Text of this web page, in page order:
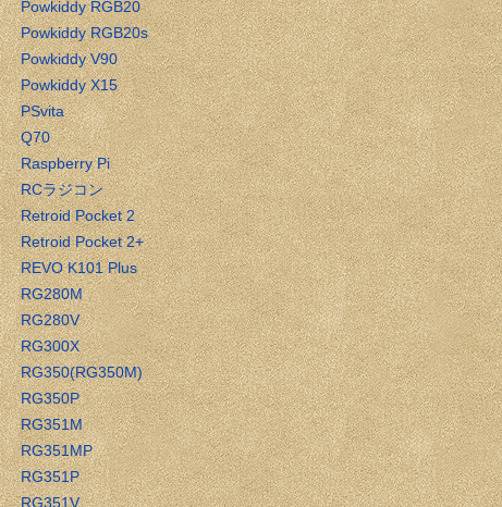
Powkiddy RGB20
Powkiddy RGB20s
Powkiddy V90
Powkiddy X15
PSvita
Q70
Raspberry Pi
RCラジコン
Retroid Pocket 2
Retroid Pocket 2+
REVO K101 Plus
RG280M
RG280V
RG300X
RG350(RG350M)
RG350P
RG351M
RG351MP
RG351P
RG351V